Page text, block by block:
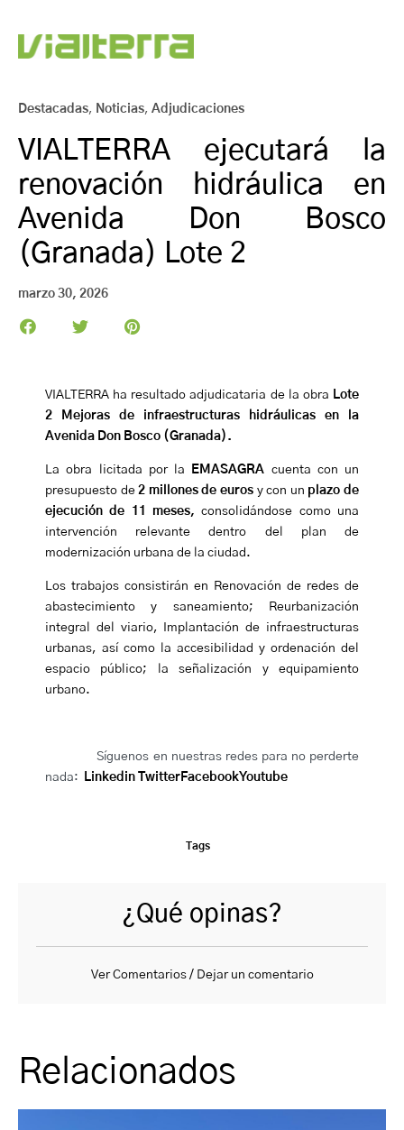
Destacadas, Noticias, Adjudicaciones
VIALTERRA ejecutará la
renovación hidráulica en
Avenida Don Bosco
(Granada) Lote 2
marzo 30, 2026
VIALTERRA ha resultado adjudicataria de la obra Lote
2 Mejoras de infraestructuras hidráulicas en la
Avenida Don Bosco (Granada).
La obra licitada por la EMASAGRA cuenta con un
presupuesto de2 millones de euros y con un plazo de
ejecución de 11 meses, consolidándose como una
intervención relevante dentro del plan de
modernización urbana de la ciudad.
Los trabajos consistirán en Renovación de redes de
abastecimiento y saneamiento; Reurbanización
integral del viario, Implantación de infraestructuras
urbanas, así como la accesibilidad y ordenación del
espacio público; la señalización y equipamiento
urbano.
Síguenos en nuestras redes para no perderte
nada:
Linkedin Twitter FacebookYoutube
Tags
¿Qué opinas?
Ver Comentarios / Dejar un comentario
Relacionados